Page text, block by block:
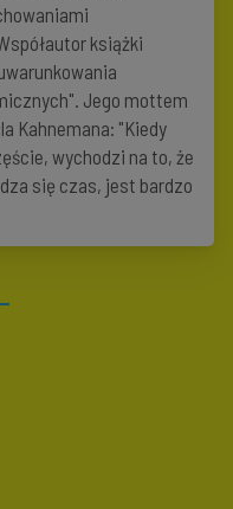
książki
Jego mottem
Kahnemana: "Kiedy
wychodzi na to, że
się czas, jest bardzo